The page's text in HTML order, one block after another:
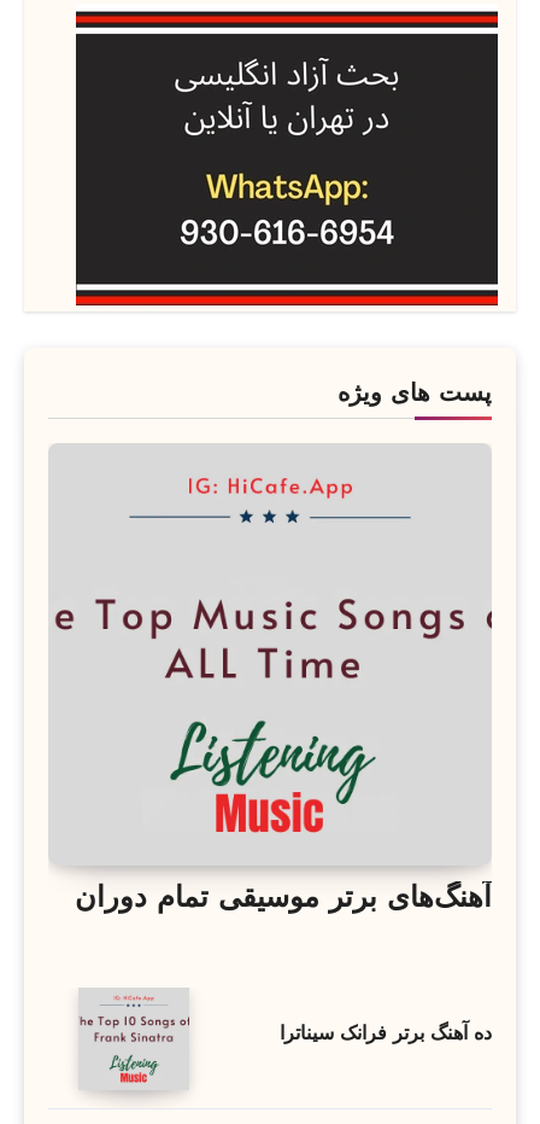
پست های ویژه
آهنگ‌های برتر موسیقی تمام دوران
ده آهنگ برتر فرانک سیناترا